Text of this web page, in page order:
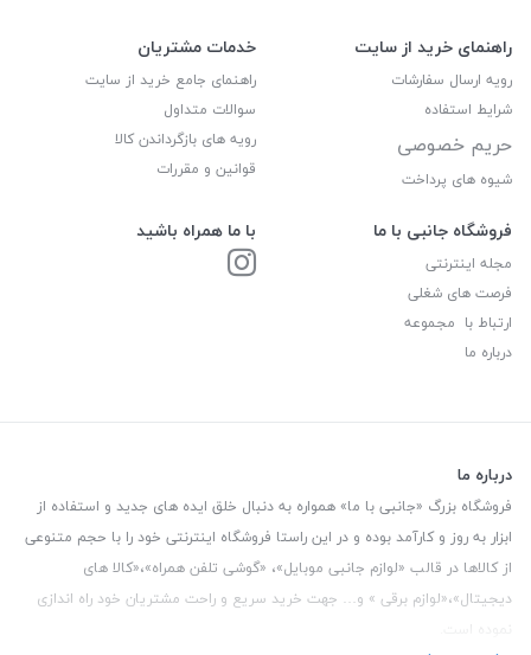
راهنمای خرید از سایت
رویه ارسال سفارشات
شرایط استفاده
حریم خصوصی
شیوه های پرداخت
خدمات مشتریان
راهنمای جامع خرید از سایت
سوالات متداول
رویه های بازگرداندن کالا
قوانین و مقررات
فروشگاه جانبی با ما
مجله اینترنتی
فرصت های شغلی
ارتباط با مجموعه
درباره ما
با ما همراه باشید
درباره ما
فروشگاه بزرگ «جانبی با ما» همواره به دنبال خلق ایده های جدید و استفاده از
ابزار به روز و کارآمد بوده و در این راستا فروشگاه اینترنتی خود را با حجم متنوعی
از کالاها در قالب «لوازم جانبی موبایل»، «گوشی تلفن همراه»،«کالا های
دیجیتال»،«لوازم برقی » و… جهت خرید سریع و راحت مشتریان خود راه اندازی